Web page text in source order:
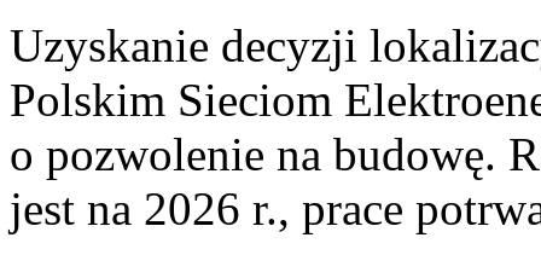
Uzyskanie decyzji
Polskim Sieciom
o pozwolenie na budowę.
jest na 2026 r., prace